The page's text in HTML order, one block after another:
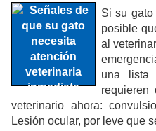
Si su
posible
al
una lista
veterinario ahora:
Lesión ocular, por leve que